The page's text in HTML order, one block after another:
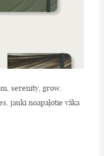
serenity, grow.
jauki noapaļotie vāka